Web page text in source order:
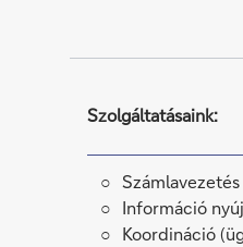
Szolgáltatásaink:
Információ
Koordináció